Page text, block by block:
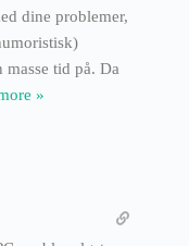
dine problemer,
tid på. Da
»